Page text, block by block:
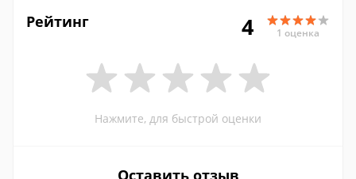
Рейтинг 4 1 оценка
Нажмите, для быстрой оценки
Оставить отзыв